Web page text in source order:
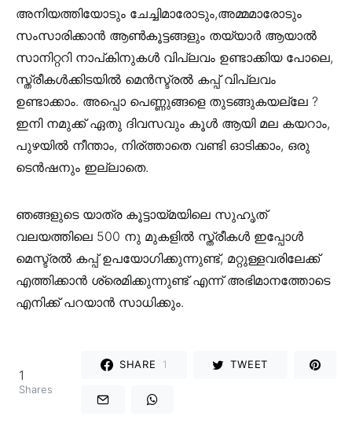
അനിയത്തിയോടും ചേച്ചിമാരോടും,അമ്മമാരോടും
സംസാരിക്കാൻ ആൺകൂട്ടങ്ങളും തയ്യാർ ആയാൽ
സാനിറ്ററി നാപ്കിനുകൾ വിപ്ലവം ഉണ്ടാക്കിയ പോലെ,
സ്ത്രീകൾക്കിടയിൽ മെൻസ്ട്രൽ കപ്പ് വിപ്ലവം
ഉണ്ടാക്കാം. അപ്പൊ പെണ്ണുങ്ങളെ തുടങ്ങുകയല്ലേ ?
ഇനി നമുക്ക് ഏതു ദിവസവും കൂൾ ആയി മല കയറാം,
പുഴയിൽ നീന്താം, നിര്ത്താതെ വണ്ടി ഓടിക്കാം, ഒരു
ടെൻഷനും ഇല്ലാതെ.
ഞങ്ങളുടെ യാത്ര കൂട്ടായ്മയിലെ സുഹൃത്
വലയത്തിലെ 500 നു മുകളിൽ സ്ത്രീകൾ ഇപ്പോൾ
മെസ്ട്രൽ കപ്പ് ഉപയോഗിക്കുന്നുണ്ട്, മറ്റുള്ളവരിലേക്ക്
എത്തിക്കാൻ ശ്രെമിക്കുന്നുണ്ട് എന്ന് അഭിമാനത്തോടെ
എനിക്ക് പറയാൻ സാധിക്കും.
1
Shares
SHARE 1 TWEET